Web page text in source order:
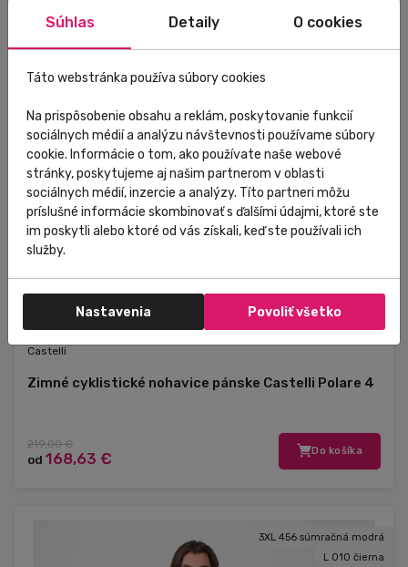
XL 010 čierna
XXL 010 čierna
Skladom V predajni Novinka
Castelli
Zimné cyklistické nohavice pánske Castelli Polare 4
219,00 €
od 168,63 € Do košíka
3XL 456 súmračná modrá
L 010 čierna
Súhlas Detaily O cookies
Táto webstránka používa súbory cookies
Na prispôsobenie obsahu a reklám, poskytovanie funkcií
sociálnych médií a analýzu návštevnosti používame súbory
cookie. Informácie o tom, ako používate naše webové
stránky, poskytujeme aj našim partnerom v oblasti
sociálnych médií, inzercie a analýzy. Títo partneri môžu
príslušné informácie skombinovať s ďalšími údajmi, ktoré ste
im poskytli alebo ktoré od vás získali, keď ste používali ich
služby.
Nastavenia Povoliť všetko